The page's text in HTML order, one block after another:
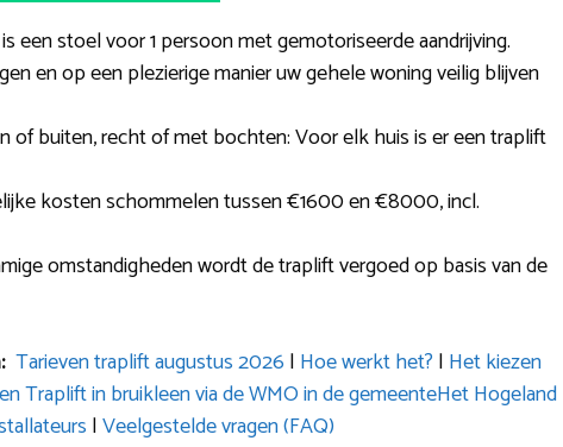
een stoel voor 1 persoon met gemotoriseerde aandrijving.
en op een plezierige manier uw gehele woning veilig blijven
of buiten, recht of met bochten: Voor elk huis is er een traplift
kosten schommelen tussen €1600 en €8000, incl.
omstandigheden wordt de traplift vergoed op basis van de
Tarieven traplift augustus 2026 | Hoe werkt het? | Het kiezen
Traplift in bruikleen via de WMO in de gemeenteHet Hogeland
|Veelgestelde vragen (FAQ)